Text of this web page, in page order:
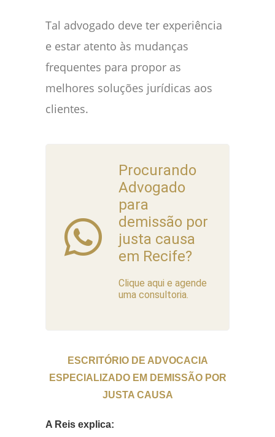
Tal advogado deve ter experiência
e estar atento às mudanças
frequentes para propor as
melhores soluções jurídicas aos
clientes.
Procurando
Advogado
para
demissão por
justa causa
em Recife?
Clique aqui e agende
uma consultoria.
ESCRITÓRIO DE ADVOCACIA
ESPECIALIZADO EM DEMISSÃO POR
JUSTA CAUSA
A Reis explica: